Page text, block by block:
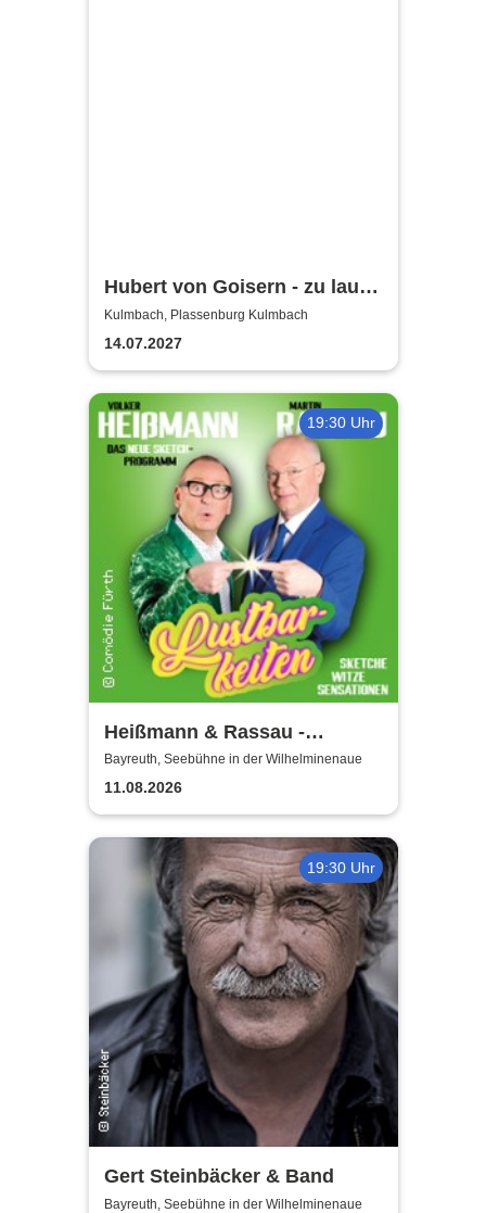
Hubert von Goisern - zu laut!
Tour 2027
Kulmbach, Plassenburg Kulmbach
14.07.2027
19:30 Uhr
Heißmann & Rassau -
Lustbarkeiten
Bayreuth, Seebühne in der Wilhelminenaue
11.08.2026
19:30 Uhr
Gert Steinbäcker & Band
Bayreuth, Seebühne in der Wilhelminenaue